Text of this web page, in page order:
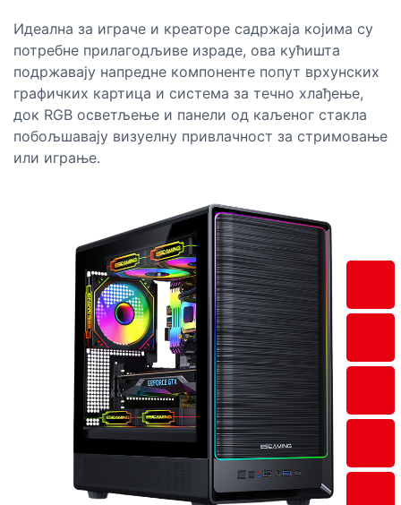
Идеална за играче и креаторе садржаја којима су
потребне прилагодљиве израде, ова кућишта
подржавају напредне компоненте попут врхунских
графичких картица и система за течно хлађење,
док RGB осветљење и панели од каљеног стакла
побољшавају визуелну привлачност за стримовање
или играње.